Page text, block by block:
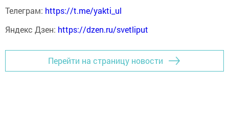
Телеграм: https://t.me/yakti_ul
Яндекс Дзен: https://dzen.ru/svetliput
Перейти на страницу новости